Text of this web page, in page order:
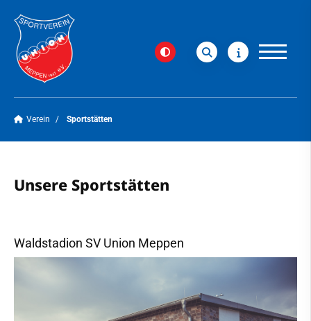
Verein Sportstätten
Unsere Sportstätten
Waldstadion SV Union Meppen
Vorstand